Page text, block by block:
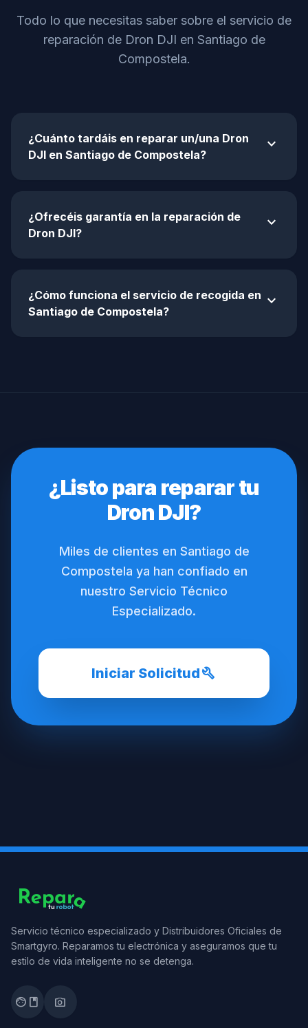
Todo lo que necesitas saber sobre el servicio de
reparación de Dron DJI en Santiago de
Compostela.
¿Cuánto tardáis en reparar un/una Dron
DJI en Santiago de Compostela?
expand_more
¿Ofrecéis garantía en la reparación de
Dron DJI?
expand_more
¿Cómo funciona el servicio de recogida en
Santiago de Compostela?
expand_more
¿Listo para reparar tu
Dron DJI?
Miles de clientes en Santiago de
Compostela ya han confiado en
nuestro Servicio Técnico
Especializado.
Iniciar Solicitudbuild
Servicio técnico especializado y Distribuidores Oficiales de
Smartgyro. Reparamos tu electrónica y aseguramos que tu
estilo de vida inteligente no se detenga.
facebook photo_camera